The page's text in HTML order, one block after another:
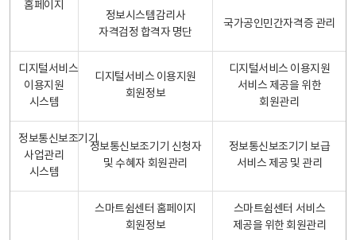
홈페이지
정보시스템감리사
자격검정 합격자 명단
국가공인민간자격증 관리
디지털서비스
이용지원
시스템
디지털서비스 이용지원
회원정보
디지털서비스 이용지원
서비스 제공을 위한
회원관리
정보통신보조기기
사업관리
시스템
정보통신보조기기 신청자
및 수혜자 회원관리
정보통신보조기기 보급
서비스 제공 및 관리
스마트쉼센터 홈페이지
회원정보
스마트쉼센터 서비스
제공을 위한 회원관리